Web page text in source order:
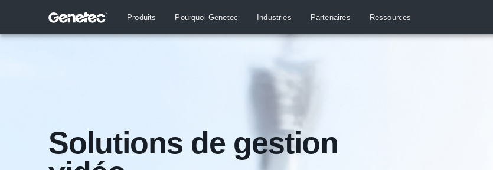
Produits Pourquoi Genetec Industries Partenaires Ressources
Solutions de gestion